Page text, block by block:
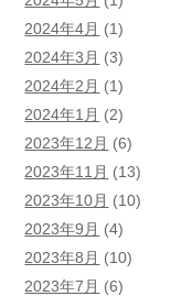
2024年4月 (1)
2024年3月 (3)
2024年2月 (1)
2024年1月 (2)
2023年12月 (6)
2023年11月 (13)
2023年10月 (10)
2023年9月 (4)
2023年8月 (10)
2023年7月 (6)